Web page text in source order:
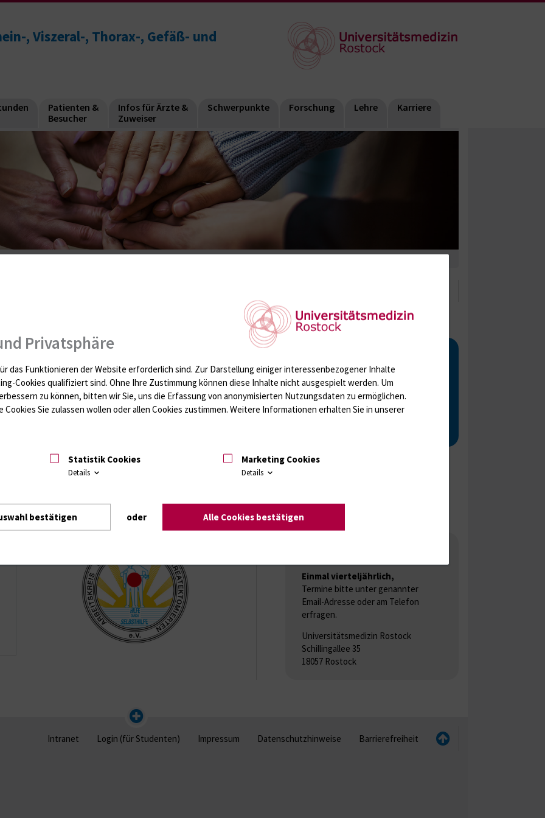
, Viszeral-, Thorax-, Gefäß- und
Patienten &
Besucher
Infos für Ärzte &
Zuweiser
Schwerpunkte Forschung Lehre Karriere
Selbsthilfegruppe Bauchspeicheldrüsenerkrankte
e. V. (AdP)
ergeben sich im alltäglichen Leben oft viele
Erfahrungen Antworten auf diese Fragen geben.
Seit 2005 besteht zwischen der
die seitdem durch ein aktives
zu den Themen: Leben nach der
Diabetes, Ernährung,
sind immer willkommen. Grundsätzlich ist ein Arzt
soweit vom AdP organisiert, werden auch als Video-
angeboten (hier bitte vorher anmelden).
Seele - Workshop AdP
11.09.2024
Einmal vierteljährlich,
Termine bitte unter genannter
Email-Adresse oder am Telefon
erfragen.
Universitätsmedizin Rostock
Schillingallee 35
18057 Rostock
Intranet Login (für Studenten) Impressum Datenschutzhinweise Barrierefreiheit
Privatsphäre
das Funktionieren der Website erforderlich sind. Zur Darstellung einiger interessenbezogener Inhalte
Cookies qualifiziert sind. Ohne Ihre Zustimmung können diese Inhalte nicht ausgespielt werden. Um
zu können, bitten wir Sie, uns die Erfassung von anonymisierten Nutzungsdaten zu ermöglichen.
Cookies Sie zulassen wollen oder allen Cookies zustimmen. Weitere Informationen erhalten Sie in unserer
Statistik Cookies
Details
Marketing Cookies
Details
bestätigen oder Alle Cookies bestätigen